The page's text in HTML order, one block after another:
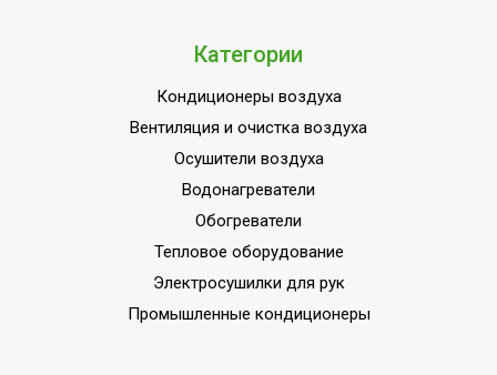
Категории
Кондиционеры воздуха
Вентиляция и очистка воздуха
Осушители воздуха
Водонагреватели
Обогреватели
Тепловое оборудование
Электросушилки для рук
Промышленные кондиционеры